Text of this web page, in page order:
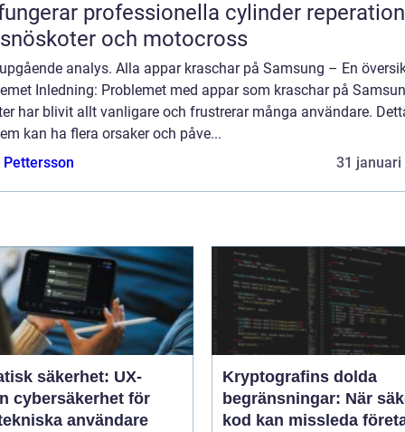
professionella cylinder
och motocross
analys. Alla appar kraschar på Samsung – En
Inledning: Problemet med appar som kraschar på
har blivit allt vanligare och frustrerar många användare.
kan ha flera orsaker och påve...
31 januari
säkerhet: UX-
cybersäkerhet för
användare
Kryptografins dolda
begränsningar: När
kod kan missleda